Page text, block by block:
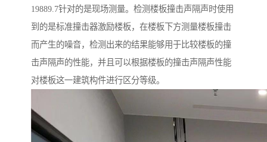
19889.7针对的是现场测量。检测楼板撞击声隔声时使用
到的是标准撞击器激励楼板，在楼板下方测量楼板撞击
而产生的噪音，检测出来的结果能够用于比较楼板的撞
击声隔声的性能，并且可以根据楼板的撞击声隔声性能
对楼板这一建筑构件进行区分等级。